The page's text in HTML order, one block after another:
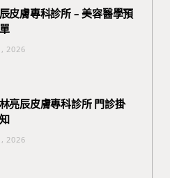
皮膚專科診所 – 美容醫學預
2026
亮辰皮膚專科診所 門診掛
2026